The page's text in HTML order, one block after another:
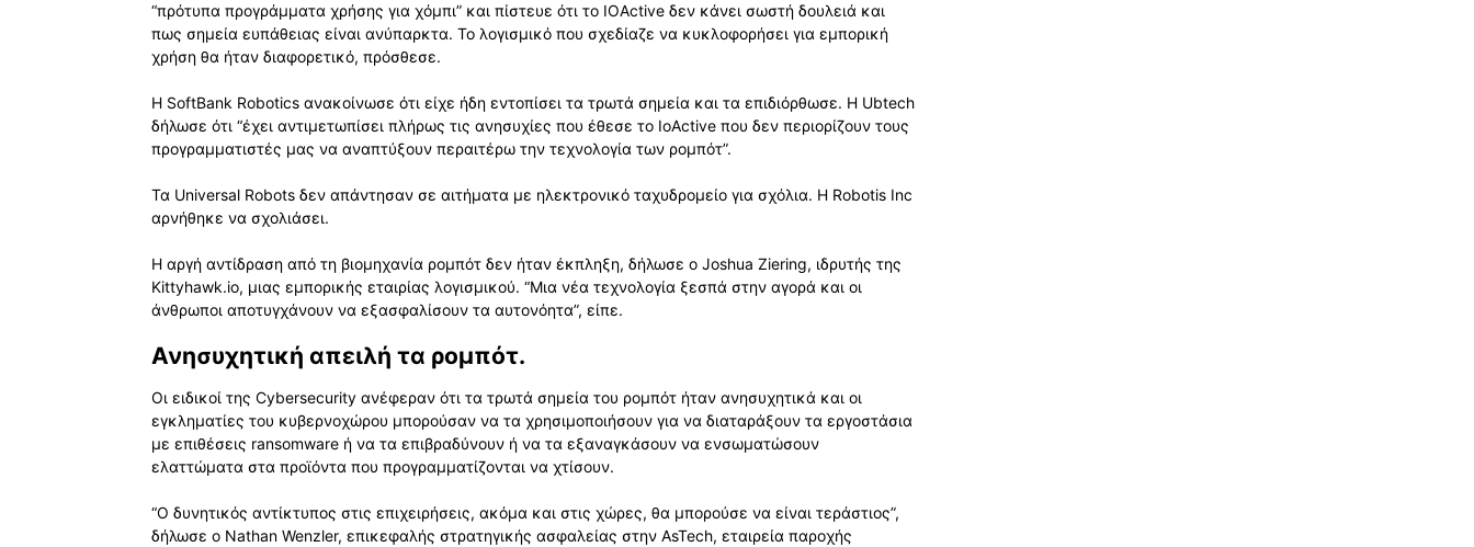
“πρότυπα προγράμματα χρήσης για χόμπι” και πίστευε ότι το IOActive δεν κάνει σωστή δουλειά και
πως σημεία ευπάθειας είναι ανύπαρκτα. Το λογισμικό που σχεδίαζε να κυκλοφορήσει για εμπορική
χρήση θα ήταν διαφορετικό, πρόσθεσε.
Η SoftBank Robotics ανακοίνωσε ότι είχε ήδη εντοπίσει τα τρωτά σημεία και τα επιδιόρθωσε. Η Ubtech
δήλωσε ότι “έχει αντιμετωπίσει πλήρως τις ανησυχίες που έθεσε το IoActive που δεν περιορίζουν τους
προγραμματιστές μας να αναπτύξουν περαιτέρω την τεχνολογία των ρομπότ”.
Τα Universal Robots δεν απάντησαν σε αιτήματα με ηλεκτρονικό ταχυδρομείο για σχόλια. Η Robotis Inc
αρνήθηκε να σχολιάσει.
Η αργή αντίδραση από τη βιομηχανία ρομπότ δεν ήταν έκπληξη, δήλωσε ο Joshua Ziering, ιδρυτής της
Kittyhawk.io, μιας εμπορικής εταιρίας λογισμικού. “Μια νέα τεχνολογία ξεσπά στην αγορά και οι
άνθρωποι αποτυγχάνουν να εξασφαλίσουν τα αυτονόητα”, είπε.
Ανησυχητική απειλή τα ρομπότ.
Οι ειδικοί της Cybersecurity ανέφεραν ότι τα τρωτά σημεία του ρομπότ ήταν ανησυχητικά και οι
εγκληματίες του κυβερνοχώρου μπορούσαν να τα χρησιμοποιήσουν για να διαταράξουν τα εργοστάσια
με επιθέσεις ransomware ή να τα επιβραδύνουν ή να τα εξαναγκάσουν να ενσωματώσουν
ελαττώματα στα προϊόντα που προγραμματίζονται να χτίσουν.
“Ο δυνητικός αντίκτυπος στις επιχειρήσεις, ακόμα και στις χώρες, θα μπορούσε να είναι τεράστιος”,
δήλωσε ο Nathan Wenzler, επικεφαλής στρατηγικής ασφαλείας στην AsTech, εταιρεία παροχής